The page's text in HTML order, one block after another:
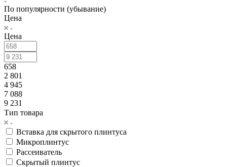
По популярности (убывание)
Цена
Цена
658
2 801
4 945
7 088
9 231
Тип товара
Вставка для скрытого плинтуса
Микроплинтус
Рассеиватель
Скрытый плинтус